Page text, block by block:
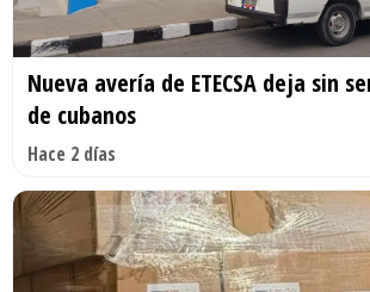
Nueva avería de ETECSA deja sin
de cubanos
Hace 2 días